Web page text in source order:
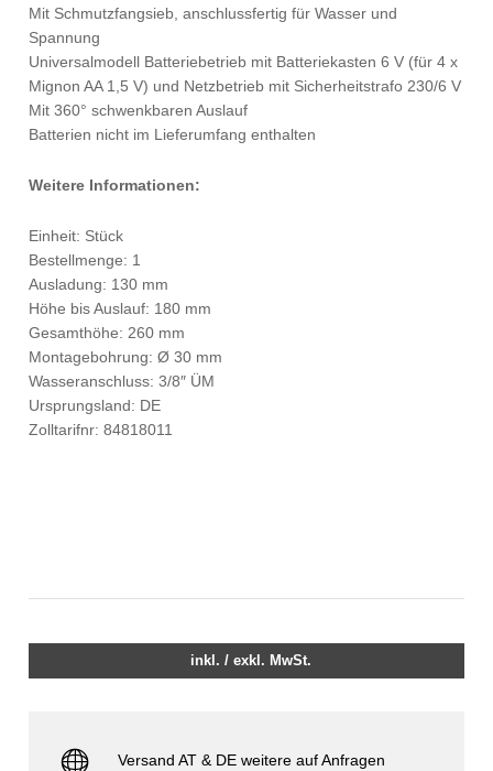
Mit Schmutzfangsieb, anschlussfertig für Wasser und
Spannung
Universalmodell Batteriebetrieb mit Batteriekasten 6 V (für 4 x
Mignon AA 1,5 V) und Netzbetrieb mit Sicherheitstrafo 230/6 V
Mit 360° schwenkbaren Auslauf
Batterien nicht im Lieferumfang enthalten
Weitere Informationen:
Einheit: Stück
Bestellmenge: 1
Ausladung: 130 mm
Höhe bis Auslauf: 180 mm
Gesamthöhe: 260 mm
Montagebohrung: Ø 30 mm
Wasseranschluss: 3/8″ ÜM
Ursprungsland: DE
Zolltarifnr: 84818011
inkl. / exkl. MwSt.
Versand AT & DE weitere auf Anfragen